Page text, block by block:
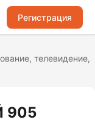
Регистрация
телевидение,
905